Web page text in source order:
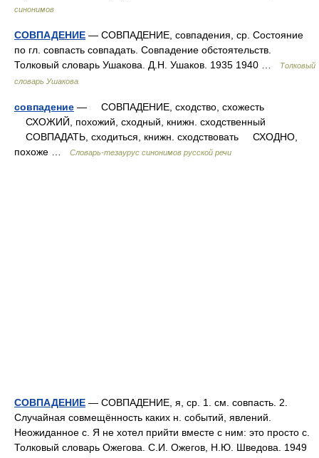
синонимов
СОВПАДЕНИЕ — СОВПАДЕНИЕ, совпадения, ср. Состояние
по гл. совпасть совпадать. Совпадение обстоятельств.
Толковый словарь Ушакова. Д.Н. Ушаков. 1935 1940 …
Толковый
словарь Ушакова
совпадение — СОВПАДЕНИЕ, сходство, схожесть
СХОЖИЙ, похожий, сходный, книжн. сходственный
СОВПАДАТЬ, сходиться, книжн. сходствовать СХОДНО,
похоже …
Словарь-тезаурус синонимов русской речи
СОВПАДЕНИЕ — СОВПАДЕНИЕ, я, ср. 1. см. совпасть. 2.
Случайная совмещённость каких н. событий, явлений.
Неожиданное с. Я не хотел прийти вместе с ним: это просто с.
Толковый словарь Ожегова. С.И. Ожегов, Н.Ю. Шведова. 1949